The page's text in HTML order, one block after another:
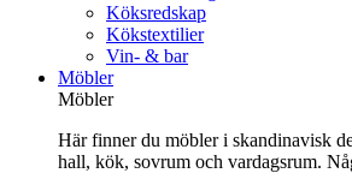
Köksredskap
Kökstextilier
Vin- & bar
Möbler
Möbler
Här finner du möbler i skandinavisk
hall, kök, sovrum och vardagsrum.